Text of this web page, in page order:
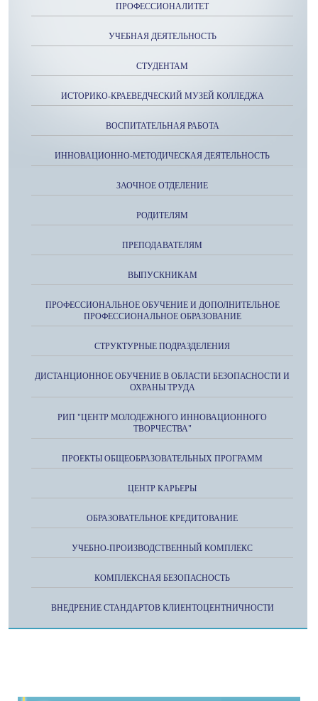
ПРОФЕССИОНАЛИТЕТ
УЧЕБНАЯ ДЕЯТЕЛЬНОСТЬ
СТУДЕНТАМ
ИСТОРИКО-КРАЕВЕДЧЕСКИЙ МУЗЕЙ КОЛЛЕДЖА
ВОСПИТАТЕЛЬНАЯ РАБОТА
ИННОВАЦИОННО-МЕТОДИЧЕСКАЯ ДЕЯТЕЛЬНОСТЬ
ЗАОЧНОЕ ОТДЕЛЕНИЕ
РОДИТЕЛЯМ
ПРЕПОДАВАТЕЛЯМ
ВЫПУСКНИКАМ
ПРОФЕССИОНАЛЬНОЕ ОБУЧЕНИЕ И ДОПОЛНИТЕЛЬНОЕ
ПРОФЕССИОНАЛЬНОЕ ОБРАЗОВАНИЕ
СТРУКТУРНЫЕ ПОДРАЗДЕЛЕНИЯ
ДИСТАНЦИОННОЕ ОБУЧЕНИЕ В ОБЛАСТИ БЕЗОПАСНОСТИ И
ОХРАНЫ ТРУДА
РИП "ЦЕНТР МОЛОДЕЖНОГО ИННОВАЦИОННОГО
ТВОРЧЕСТВА"
ПРОЕКТЫ ОБЩЕОБРАЗОВАТЕЛЬНЫХ ПРОГРАММ
ЦЕНТР КАРЬЕРЫ
ОБРАЗОВАТЕЛЬНОЕ КРЕДИТОВАНИЕ
УЧЕБНО-ПРОИЗВОДСТВЕННЫЙ КОМПЛЕКС
КОМПЛЕКСНАЯ БЕЗОПАСНОСТЬ
ВНЕДРЕНИЕ СТАНДАРТОВ КЛИЕНТОЦЕНТНИЧНОСТИ